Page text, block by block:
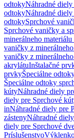
odtokyNáhradné
odtokyNáhradné diely
odtokySprchové
Sprchové vaničky a
minerálneho
vaničky z
vaničky z
akrylátuInštalačné
prvkyŠpeciálne
Špeciálne odtoky
kútyNáhradné diely
diely pre Sprchové
inNáhradné diely pre
zástenyNáhradné
diely pre Sprchové
Príslušenstvo